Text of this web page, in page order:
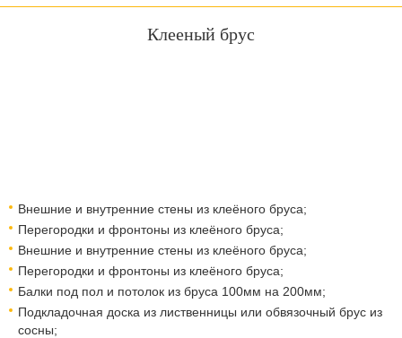
Клееный брус
Внешние и внутренние стены из клеёного бруса;
Перегородки и фронтоны из клеёного бруса;
Внешние и внутренние стены из клеёного бруса;
Перегородки и фронтоны из клеёного бруса;
Балки под пол и потолок из бруса 100мм на 200мм;
Подкладочная доска из лиственницы или обвязочный брус из
сосны;